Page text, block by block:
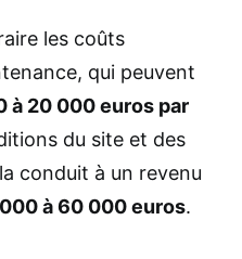
les coûts
qui peuvent
à 20 000 euros par
du site et des
conduit à un revenu
à 60 000 euros.